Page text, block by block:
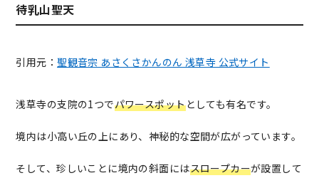
待乳山聖天
引用元：聖観音宗 あさくさかんのん 浅草寺 公式サイト
浅草寺の支院の1つでパワースポットとしても有名です。
境内は小高い丘の上にあり、神秘的な空間が広がっています。
そして、珍しいことに境内の斜面にはスロープカーが設置して